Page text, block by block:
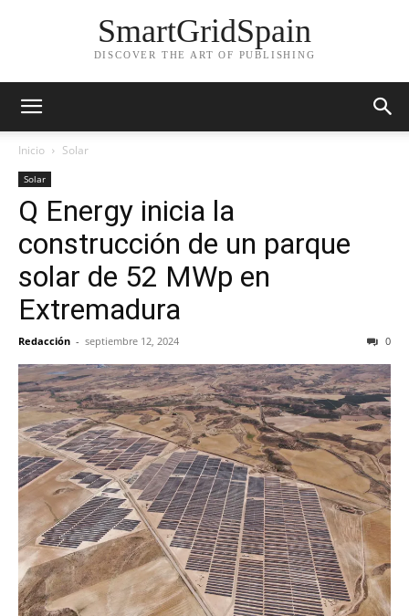
SmartGridSpain
DISCOVER THE ART OF PUBLISHING
Inicio Solar
Solar
Q Energy inicia la
construcción de un parque
solar de 52 MWp en
Extremadura
Redacción - septiembre 12, 2024 0